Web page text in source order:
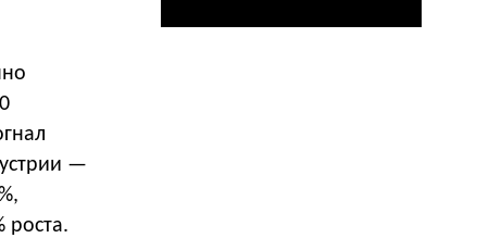
—
роста.